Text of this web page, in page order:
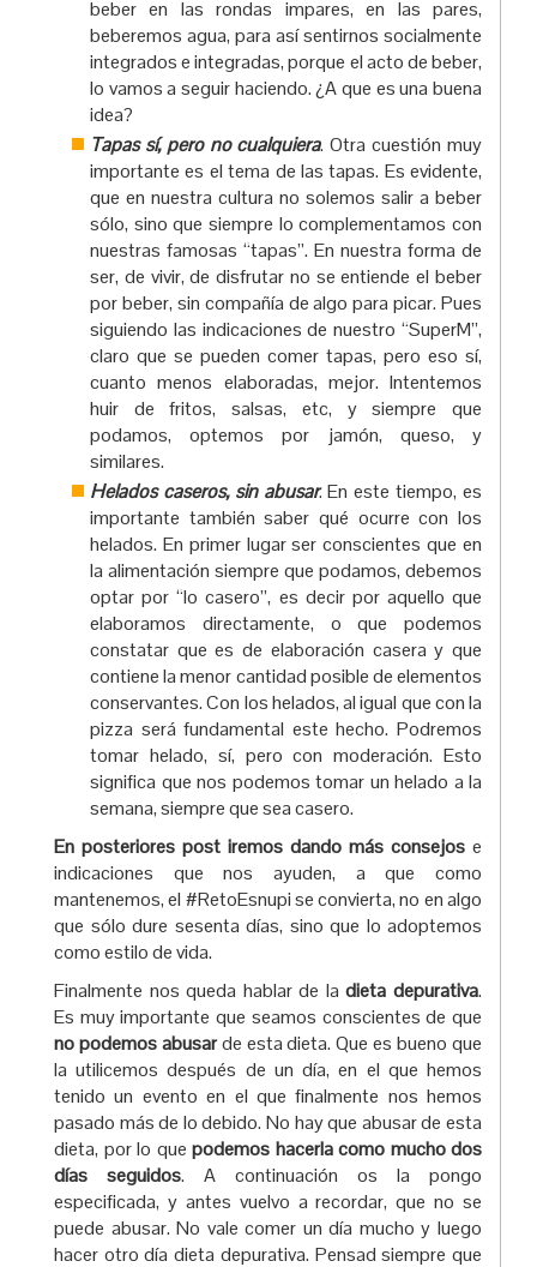
beber en las rondas impares, en las pares,
beberemos agua, para así sentirnos socialmente
integrados e integradas, porque el acto de beber,
lo vamos a seguir haciendo. ¿A que es una buena
idea?
Tapas sí, pero no cualquiera. Otra cuestión muy
importante es el tema de las tapas. Es evidente,
que en nuestra cultura no solemos salir a beber
sólo, sino que siempre lo complementamos con
nuestras famosas “tapas”. En nuestra forma de
ser, de vivir, de disfrutar no se entiende el beber
por beber, sin compañía de algo para picar. Pues
siguiendo las indicaciones de nuestro “SuperM”,
claro que se pueden comer tapas, pero eso sí,
cuanto menos elaboradas, mejor. Intentemos
huir de fritos, salsas, etc, y siempre que
podamos, optemos por jamón, queso, y
similares.
Helados caseros, sin abusar. En este tiempo, es
importante también saber qué ocurre con los
helados. En primer lugar ser conscientes que en
la alimentación siempre que podamos, debemos
optar por “lo casero”, es decir por aquello que
elaboramos directamente, o que podemos
constatar que es de elaboración casera y que
contiene la menor cantidad posible de elementos
conservantes. Con los helados, al igual que con la
pizza será fundamental este hecho. Podremos
tomar helado, sí, pero con moderación. Esto
significa que nos podemos tomar un helado a la
semana, siempre que sea casero.
En posteriores post iremos dando más consejos e
indicaciones que nos ayuden, a que como
mantenemos, el #RetoEsnupi se convierta, no en algo
que sólo dure sesenta días, sino que lo adoptemos
como estilo de vida.
Finalmente nos queda hablar de ladieta depurativa.
Es muy importante que seamos conscientes de que
no podemos abusarde esta dieta. Que es bueno que
la utilicemos después de un día, en el que hemos
tenido un evento en el que finalmente nos hemos
pasado más de lo debido. No hay que abusar de esta
dieta, por lo que podemos hacerla como mucho dos
días seguidos. A continuación os la pongo
especificada, y antes vuelvo a recordar, que no se
puede abusar. No vale comer un día mucho y luego
hacer otro día dieta depurativa. Pensad siempre que